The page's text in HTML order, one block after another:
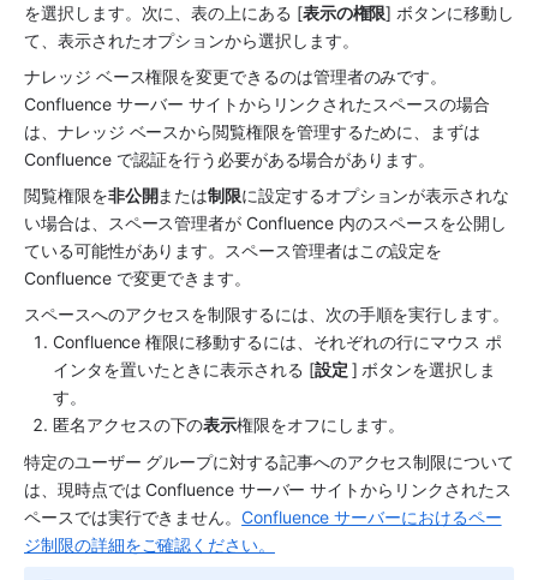
を選択します。次に、表の上にある [表示の権限] ボタンに移動し
て、表示されたオプションから選択します。
ナレッジ ベース権限を変更できるのは管理者のみです。
Confluence サーバー サイトからリンクされたスペースの場合
は、ナレッジ ベースから閲覧権限を管理するために、まずは
Confluence で認証を行う必要がある場合があります。
閲覧権限を非公開または制限に設定するオプションが表示されな
い場合は、スペース管理者が Confluence 内のスペースを公開し
ている可能性があります。スペース管理者はこの設定を
Confluence で変更できます。
スペースへのアクセスを制限するには、次の手順を実行します。
Confluence 権限に移動するには、それぞれの行にマウス ポ
インタを置いたときに表示される [設定 ] ボタンを選択しま
す。
匿名アクセスの下の表示権限をオフにします。
特定のユーザー グループに対する記事へのアクセス制限について
は、現時点では Confluence サーバー サイトからリンクされたス
ペースでは実行できません。Confluence サーバーにおけるペー
ジ制限の詳細をご確認ください。